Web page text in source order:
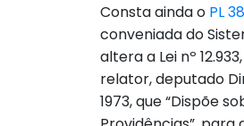
Consta ainda o PL
conveniada do
altera a Lei nº
relator, deputado
1973, que “Dispõe